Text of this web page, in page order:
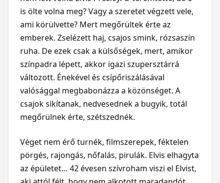
is ölte volna meg? Vagy a szeretet végzett vele,
ami körülvette? Mert megőrültek érte az
emberek. Zselézett haj, csajos smink, rózsaszín
ruha. De ezek csak a külsőségek, mert, amikor
színpadra lépett, akkor igazi szupersztárrá
változott. Énekével és csípőriszálásával
valósággal megbabonázza a közönséget. A
csajok sikítanak, nedvesednek a bugyik, totál
megőrülnek érte, szétszednék.
Véget nem érő turnék, filmszerepek, féktelen
pörgés, rajongás, nőfalás, pirulák. Elvis elhagyta
az épületet… 42 évesen szívroham viszi el Elvist,